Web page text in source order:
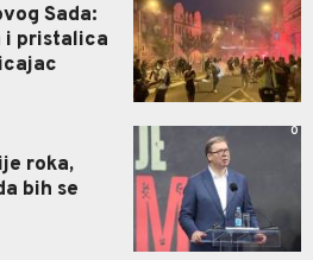
Sada:
i pristalica
roka,
bih se
0